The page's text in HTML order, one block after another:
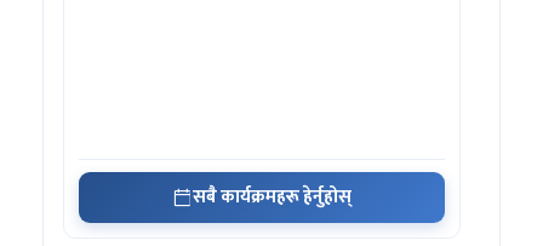
सबै कार्यक्रमहरू हेर्नुहोस्